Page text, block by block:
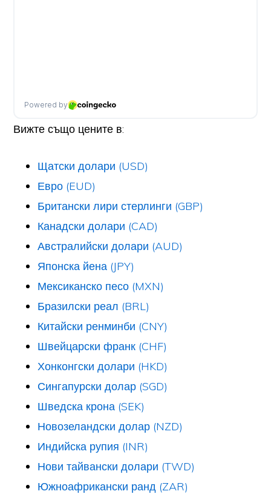
Вижте също цените в:
Щатски долари (USD)
Евро (EUD)
Британски лири стерлинги (GBP)
Канадски долари (CAD)
Австралийски долари (AUD)
Японска йена (JPY)
Мексиканско песо (MXN)
Бразилски реал (BRL)
Китайски ренминби (CNY)
Швейцарски франк (CHF)
Хонконгски долари (HKD)
Сингапурски долар (SGD)
Шведска крона (SEK)
Новозеландски долар (NZD)
Индийска рупия (INR)
Нови тайвански долари (TWD)
Южноафрикански ранд (ZAR)